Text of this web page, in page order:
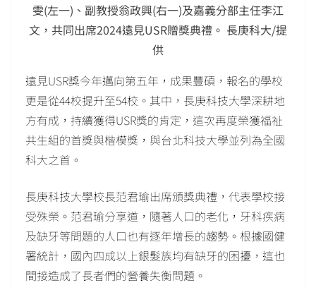
雯(左一)、副教授翁政興(右一)及嘉義分部主任李江
文，共同出席2024遠見USR贈獎典禮。 長庚科大/提
供
遠見USR獎今年邁向第五年，成果豐碩，報名的學校
更是從44校提升至54校。其中，長庚科技大學深耕地
方有成，持續獲得USR獎的肯定，這次再度榮獲福祉
共生組的首獎與楷模獎，與台北科技大學並列為全國
科大之首。
長庚科技大學校長范君瑜出席頒獎典禮，代表學校接
受殊榮。范君瑜分享道，隨著人口的老化，牙科疾病
及缺牙等問題的人口也有逐年增長的趨勢。根據國健
署統計，國內四成以上銀髮族均有缺牙的困擾，這也
間接造成了長者們的營養失衡問題。